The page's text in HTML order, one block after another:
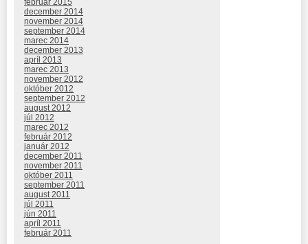
február 2015
december 2014
november 2014
september 2014
marec 2014
december 2013
apríl 2013
marec 2013
november 2012
október 2012
september 2012
august 2012
júl 2012
marec 2012
február 2012
január 2012
december 2011
november 2011
október 2011
september 2011
august 2011
júl 2011
jún 2011
apríl 2011
február 2011